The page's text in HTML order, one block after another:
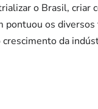
o Brasil, criar
pontuou os
da